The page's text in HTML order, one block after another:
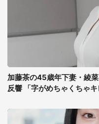
加藤茶の45歳年下妻・綾
反響 「字がめちゃくちゃ